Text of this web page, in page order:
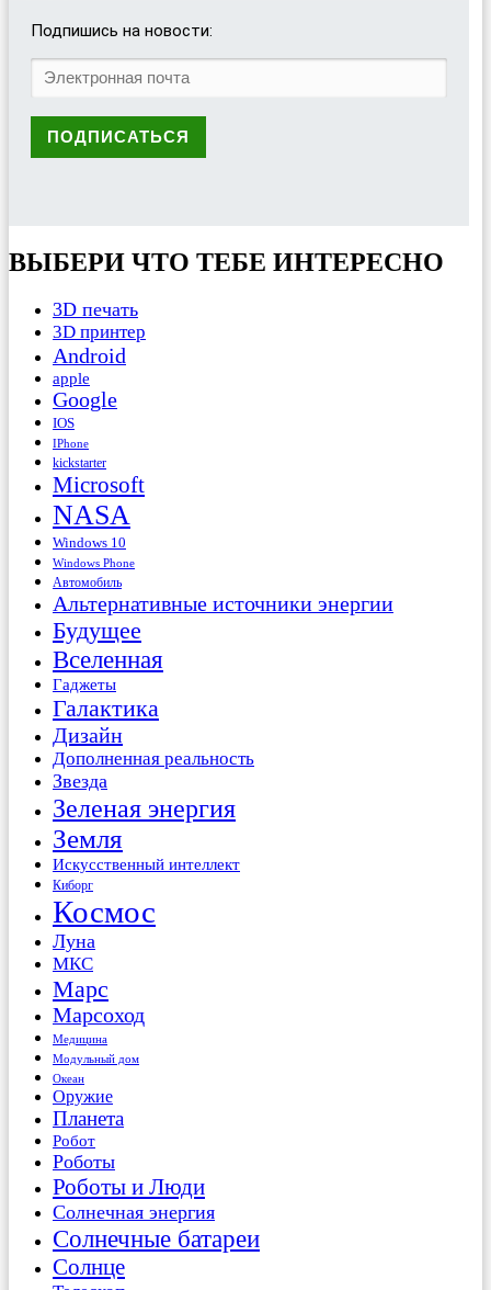
Подпишись на новости:
ВЫБЕРИ ЧТО ТЕБЕ ИНТЕРЕСНО
3D печать
3D принтер
Android
apple
Google
IOS
IPhone
kickstarter
Microsoft
NASA
Windows 10
Windows Phone
Автомобиль
Альтернативные источники энергии
Будущее
Вселенная
Гаджеты
Галактика
Дизайн
Дополненная реальность
Звезда
Зеленая энергия
Земля
Искусственный интеллект
Киборг
Космос
Луна
МКС
Марс
Марсоход
Медицина
Модульный дом
Океан
Оружие
Планета
Робот
Роботы
Роботы и Люди
Солнечная энергия
Солнечные батареи
Солнце